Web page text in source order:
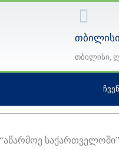
თბილისი
თბილისი,